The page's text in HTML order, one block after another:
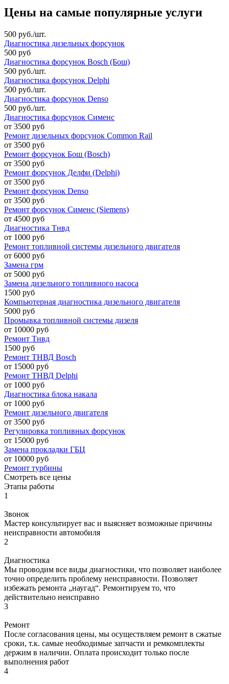
Цены на самые популярные услуги
500 руб./шт.
Диагностика дизельных форсунок
500 руб
Диагностика форсунок Bosch (Бош)
500 руб./шт.
Диагностика форсунок Delphi
500 руб./шт.
Диагностика форсунок Denso
500 руб./шт.
Диагностика форсунок Сименс
от 3500 руб
Ремонт дизельных форсунок Common Rail
от 3500 руб
Ремонт форсунок Бош (Bosch)
от 3500 руб
Ремонт форсунок Делфи (Delphi)
от 3500 руб
Ремонт форсунок Denso
от 3500 руб
Ремонт форсунок Сименс (Siemens)
от 4500 руб
Диагностика Тнвд
от 1000 руб
Ремонт топливной системы дизельного двигателя
от 6000 руб
Замена грм
от 5000 руб
Замена дизельного топливного насоса
1500 руб
Компьютерная диагностика дизельного двигателя
5000 руб
Промывка топливной системы дизеля
от 10000 руб
Ремонт Тнвд
1500 руб
Ремонт ТНВД Bosch
от 15000 руб
Ремонт ТНВД Delphi
от 1000 руб
Диагностика блока накала
от 1000 руб
Ремонт дизельного двигателя
от 3500 руб
Регулировка топливных форсунок
от 15000 руб
Замена прокладки ГБЦ
от 10000 руб
Ремонт турбины
Смотреть все цены
Этапы работы
1
Звонок
Мастер консультирует вас и выясняет возможные причины
неисправности автомобиля
2
Диагностика
Мы проводим все виды диагностики, что позволяет наиболее
точно определить проблему неисправности. Позволяет
избежать ремонта „наугад“. Ремонтируем то, что
действительно неисправно
3
Ремонт
После согласования цены, мы осуществляем ремонт в сжатые
сроки, т.к. самые необходимые запчасти и ремкомплекты
держим в наличии. Оплата происходит только после
выполнения работ
4